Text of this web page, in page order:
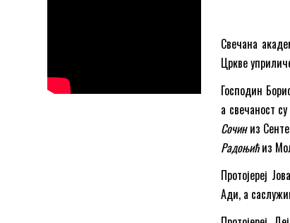
Свечана
Цркве
Господин
а свечаност
Сочиниз
Радоњићиз
Протојереј
Ади, а